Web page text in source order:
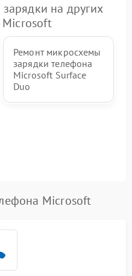
на других
Microsoft
Ремонт микросхемы
зарядки телефона
Microsoft Surface
Duo
Microsoft